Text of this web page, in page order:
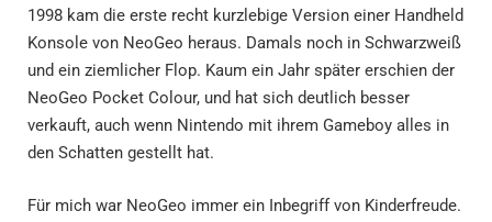
1998 kam die erste recht kurzlebige Version einer Handheld
Konsole von NeoGeo heraus. Damals noch in Schwarzweiß
und ein ziemlicher Flop. Kaum ein Jahr später erschien der
NeoGeo Pocket Colour, und hat sich deutlich besser
verkauft, auch wenn Nintendo mit ihrem Gameboy alles in
den Schatten gestellt hat.
Für mich war NeoGeo immer ein Inbegriff von Kinderfreude.